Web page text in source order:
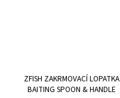
ZFISH ZAKRMOVACÍ LOPATKA
BAITING SPOON & HANDLE